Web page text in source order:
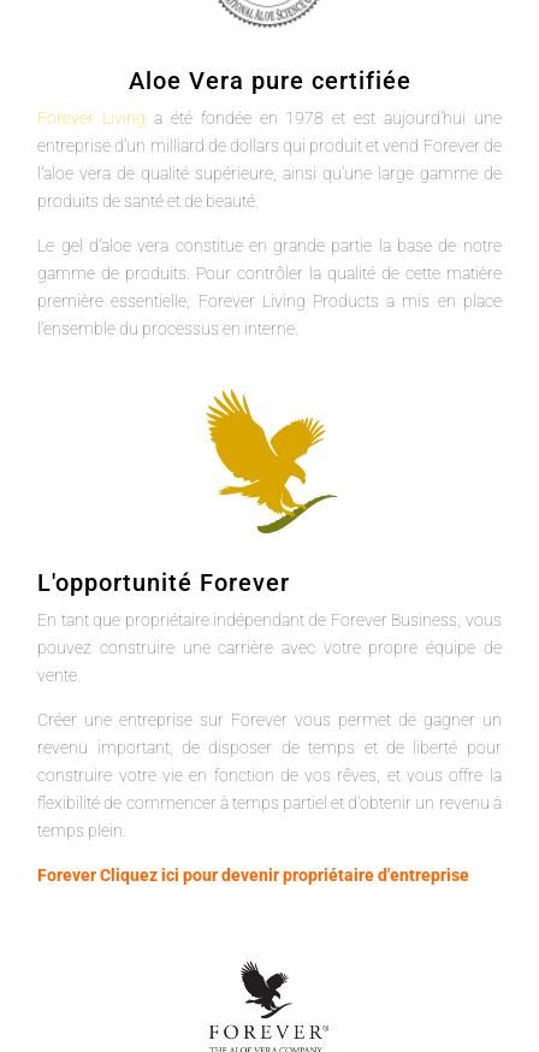
Aloe Vera pure certifiée
Forever Living a été fondée en 1978 et est aujourd'hui une
entreprise d'un milliard de dollars qui produit et vend Forever de
l'aloe vera de qualité supérieure, ainsi qu'une large gamme de
produits de santé et de beauté.
Le gel d'aloe vera constitue en grande partie la base de notre
gamme de produits. Pour contrôler la qualité de cette matière
première essentielle, Forever Living Products a mis en place
l'ensemble du processus en interne.
L'opportunité Forever
En tant que propriétaire indépendant de Forever Business, vous
pouvez construire une carrière avec votre propre équipe de
vente.
Créer une entreprise sur Forever vous permet de gagner un
revenu important, de disposer de temps et de liberté pour
construire votre vie en fonction de vos rêves, et vous offre la
flexibilité de commencer à temps partiel et d'obtenir un revenu à
temps plein.
Forever Cliquez ici pour devenir propriétaire d'entreprise